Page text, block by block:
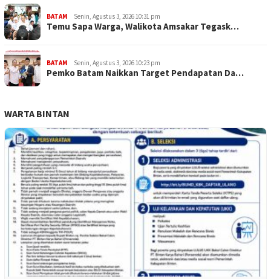
BATAM Senin, Agustus 3, 2026 10:31 pm
Temu Sapa Warga, Walikota Amsakar Tegask…
BATAM Senin, Agustus 3, 2026 10:23 pm
Pemko Batam Naikkan Target Pendapatan Da…
WARTA BINTAN